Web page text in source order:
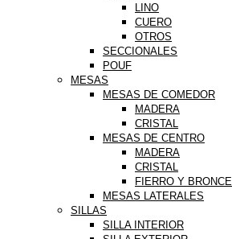
LINO
CUERO
OTROS
SECCIONALES
POUF
MESAS
MESAS DE COMEDOR
MADERA
CRISTAL
MESAS DE CENTRO
MADERA
CRISTAL
FIERRO Y BRONCE
MESAS LATERALES
SILLAS
SILLA INTERIOR